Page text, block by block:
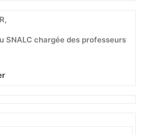
SNALC chargée des professeurs